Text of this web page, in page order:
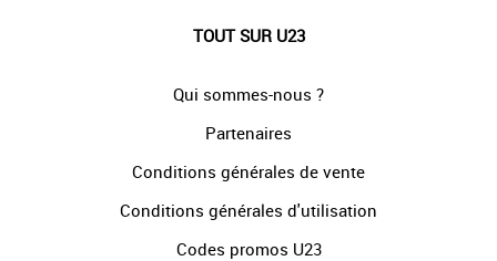
TOUT SUR U23
Qui sommes-nous ?
Partenaires
Conditions générales de vente
Conditions générales d'utilisation
Codes promos U23